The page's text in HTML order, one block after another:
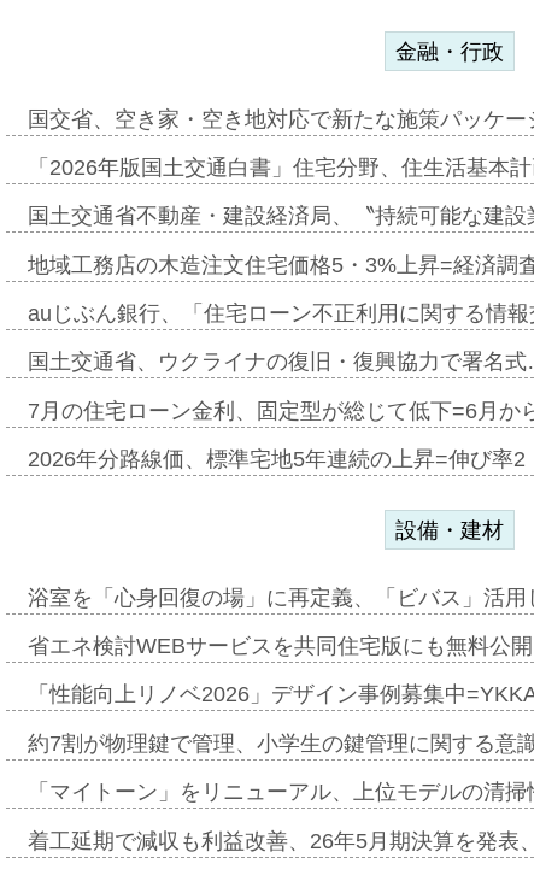
金融・行政
国交省、空き家・空き地対応で新たな施策パッケ
「2026年版国土交通白書」住宅分野、住生活基本
国土交通省不動産・建設経済局、〝持続可能な建
地域工務店の木造注文住宅価格5・3%上昇=経済調
auじぶん銀行、「住宅ローン不正利用に関する情
国土交通省、ウクライナの復旧・復興協力で署名
7月の住宅ローン金利、固定型が総じて低下=6月か
2026年分路線価、標準宅地5年連続の上昇=伸び率
設備・建材
浴室を「心身回復の場」に再定義、「ビバス」活
省エネ検討WEBサービスを共同住宅版にも無料公
「性能向上リノベ2026」デザイン事例募集中
約7割が物理鍵で管理、小学生の鍵管理に関する意
「マイトーン」をリニューアル、上位モデルの清
着工延期で減収も利益改善、26年5月期決算を発表